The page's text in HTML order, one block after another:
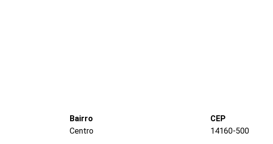
Bairro
Centro
CEP
14160-500